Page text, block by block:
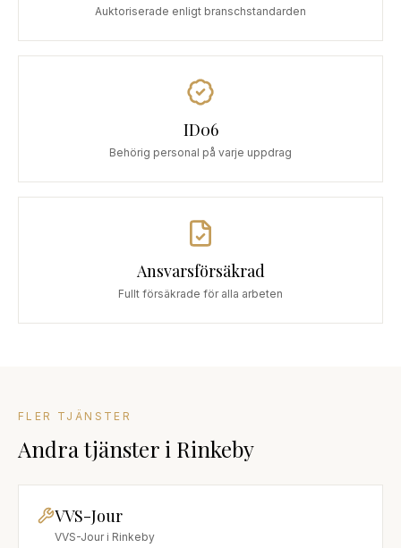
Auktoriserade enligt branschstandarden
ID06
Behörig personal på varje uppdrag
Ansvarsförsäkrad
Fullt försäkrade för alla arbeten
FLER TJÄNSTER
Andra tjänster i Rinkeby
VVS-Jour
VVS-Jour i Rinkeby